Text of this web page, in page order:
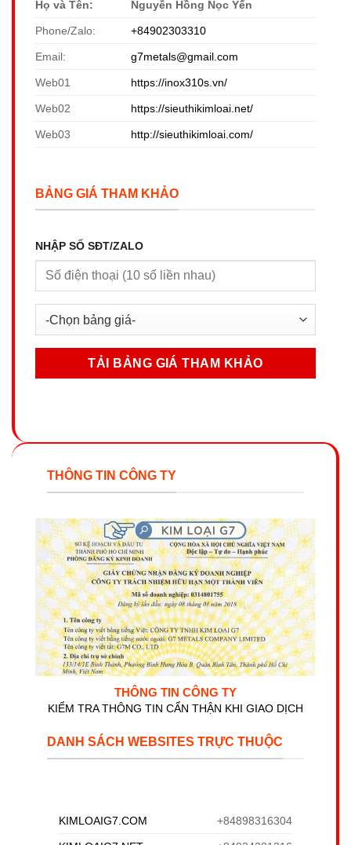
Họ và Tên: Nguyễn Hồng Nọc Yến
Phone/Zalo: +84902303310
Email: g7metals@gmail.com
Web01 https://inox310s.vn/
Web02 https://sieuthikimloai.net/
Web03 http://sieuthikimloai.com/
BẢNG GIÁ THAM KHẢO
NHẬP SỐ SĐT/ZALO
THÔNG TIN CÔNG TY
THÔNG TIN CÔNG TY
KIỂM TRA THÔNG TIN CẨN THẬN KHI GIAO DỊCH
DANH SÁCH WEBSITES TRỰC THUỘC
KIMLOAIG7.COM +84898316304